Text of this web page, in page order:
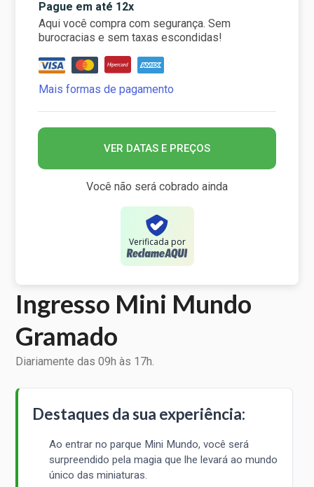
Pague em até 12x
Aqui você compra com segurança. Sem
burocracias e sem taxas escondidas!
Mais formas de pagamento
VER DATAS E PREÇOS
Você não será cobrado ainda
Verificada por
Ingresso Mini Mundo
Gramado
Diariamente das 09h às 17h.
Destaques da sua experiência:
Ao entrar no parque Mini Mundo, você será
surpreendido pela magia que lhe levará ao mundo
único das miniaturas.